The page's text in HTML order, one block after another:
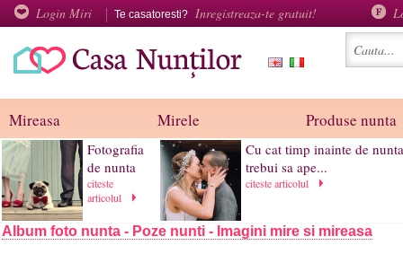
Login Miri Te casatoresti? Inregistreaza-te gratuit!
Mireasa Mirele Produse nunta
Fotografia
de nunta
citeste
articolul
Cu cat timp inainte de
trebui sa ape...
citeste articolul
Album foto nunta - Poze nunti - Imagini mire si mireasa